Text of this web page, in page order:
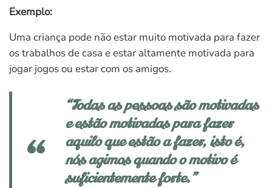
Exemplo:
Uma criança pode não estar muito motivada para fazer
os trabalhos de casa e estar altamente motivada para
jogar jogos ou estar com os amigos.
“Todas as pessoas são motivadas
e estão motivadas para fazer
aquilo que estão a fazer, isto é,
nós agimos quando o motivo é
suficientemente forte.”